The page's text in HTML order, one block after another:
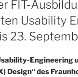
FIT-
Usability
23.
Engineering
Design“ des